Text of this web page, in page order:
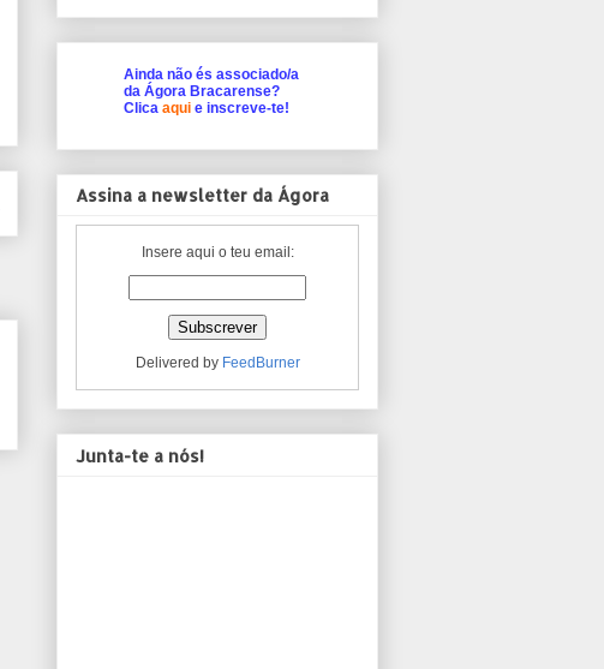
Ainda não és associado/a
da Ágora Bracarense?
Clica aqui e inscreve-te!
Assina a newsletter da Ágora
Insere aqui o teu email:
Delivered by FeedBurner
Junta-te a nós!